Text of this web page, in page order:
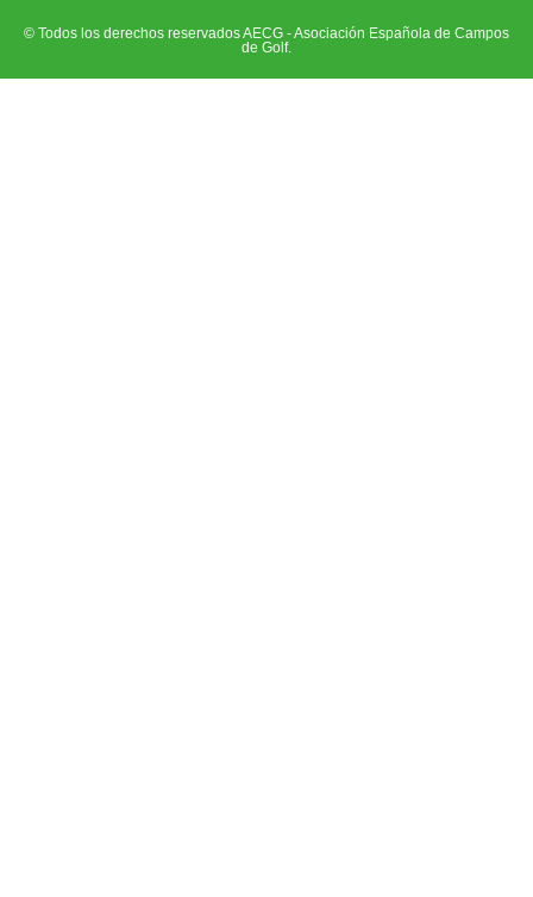
© Todos los derechos reservados AECG - Asociación Española de Campos
de Golf.